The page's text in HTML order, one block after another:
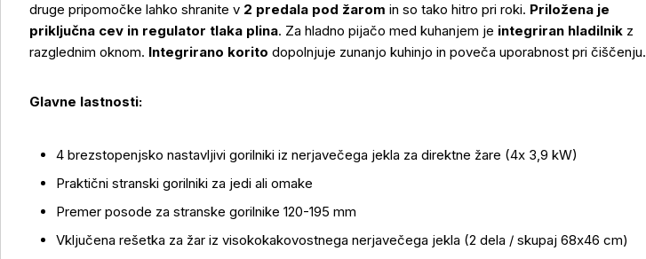
druge pripomočke lahko shranite v 2 predala pod žarom in so tako hitro pri roki. Priložena je
priključna cev in regulator tlaka plina. Za hladno pijačo med kuhanjem je integriran hladilnik z
razglednim oknom. Integrirano korito dopolnjuje zunanjo kuhinjo in poveča uporabnost pri čiščenju.
Glavne lastnosti:
4 brezstopenjsko nastavljivi gorilniki iz nerjavečega jekla za direktne žare (4x 3,9 kW)
Praktični stranski gorilniki za jedi ali omake
Premer posode za stranske gorilnike 120-195 mm
Vključena rešetka za žar iz visokokakovostnega nerjavečega jekla (2 dela / skupaj 68x46 cm)